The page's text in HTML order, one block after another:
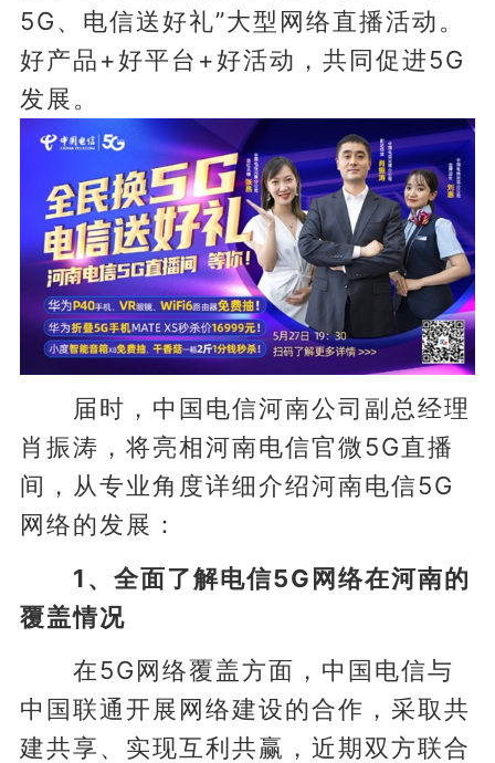
5G、电信送好礼”大型网络直播活动。
好产品+好平台+好活动，共同促进5G
发展。
届时，中国电信河南公司副总经理
肖振涛，将亮相河南电信官微5G直播
间，从专业角度详细介绍河南电信5G
网络的发展：
1、全面了解电信5G网络在河南的
覆盖情况
在5G网络覆盖方面，中国电信与
中国联通开展网络建设的合作，采取共
建共享、实现互利共赢，近期双方联合